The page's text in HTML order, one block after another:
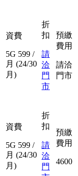
資費
5G 599 /
月 (24/30
月)
折
扣
請
洽
門
市
預繳
費用
請洽
門市
資費
5G 599 /
月 (24/30
月)
折
扣
請
洽
門
預繳
費用
4600